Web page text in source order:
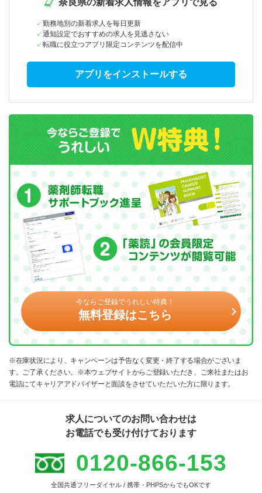
奈良県の新着求人情報をアプリで見る
勤務地別の新着求人を毎日更新
通知設定でおすすめの求人を見逃さない
転職に役立つアプリ限定コンテンツを配信中
アプリをインストールする
今ならご登録でうれしい特典！
無料登録はこちら
※在庫状況により、キャンペーンは予告なく変更・終了する場合がございま
す。ご了承ください。※本ウェブサイトからご登録いただき、ご来社またはお
電話にてキャリアアドバイザーと面談をさせていただいた方に限ります。
求人についてのお問い合わせは
お電話でも受け付けております
0120-866-153
全国共通フリーダイヤル / 携帯・PHPSからでもOKです